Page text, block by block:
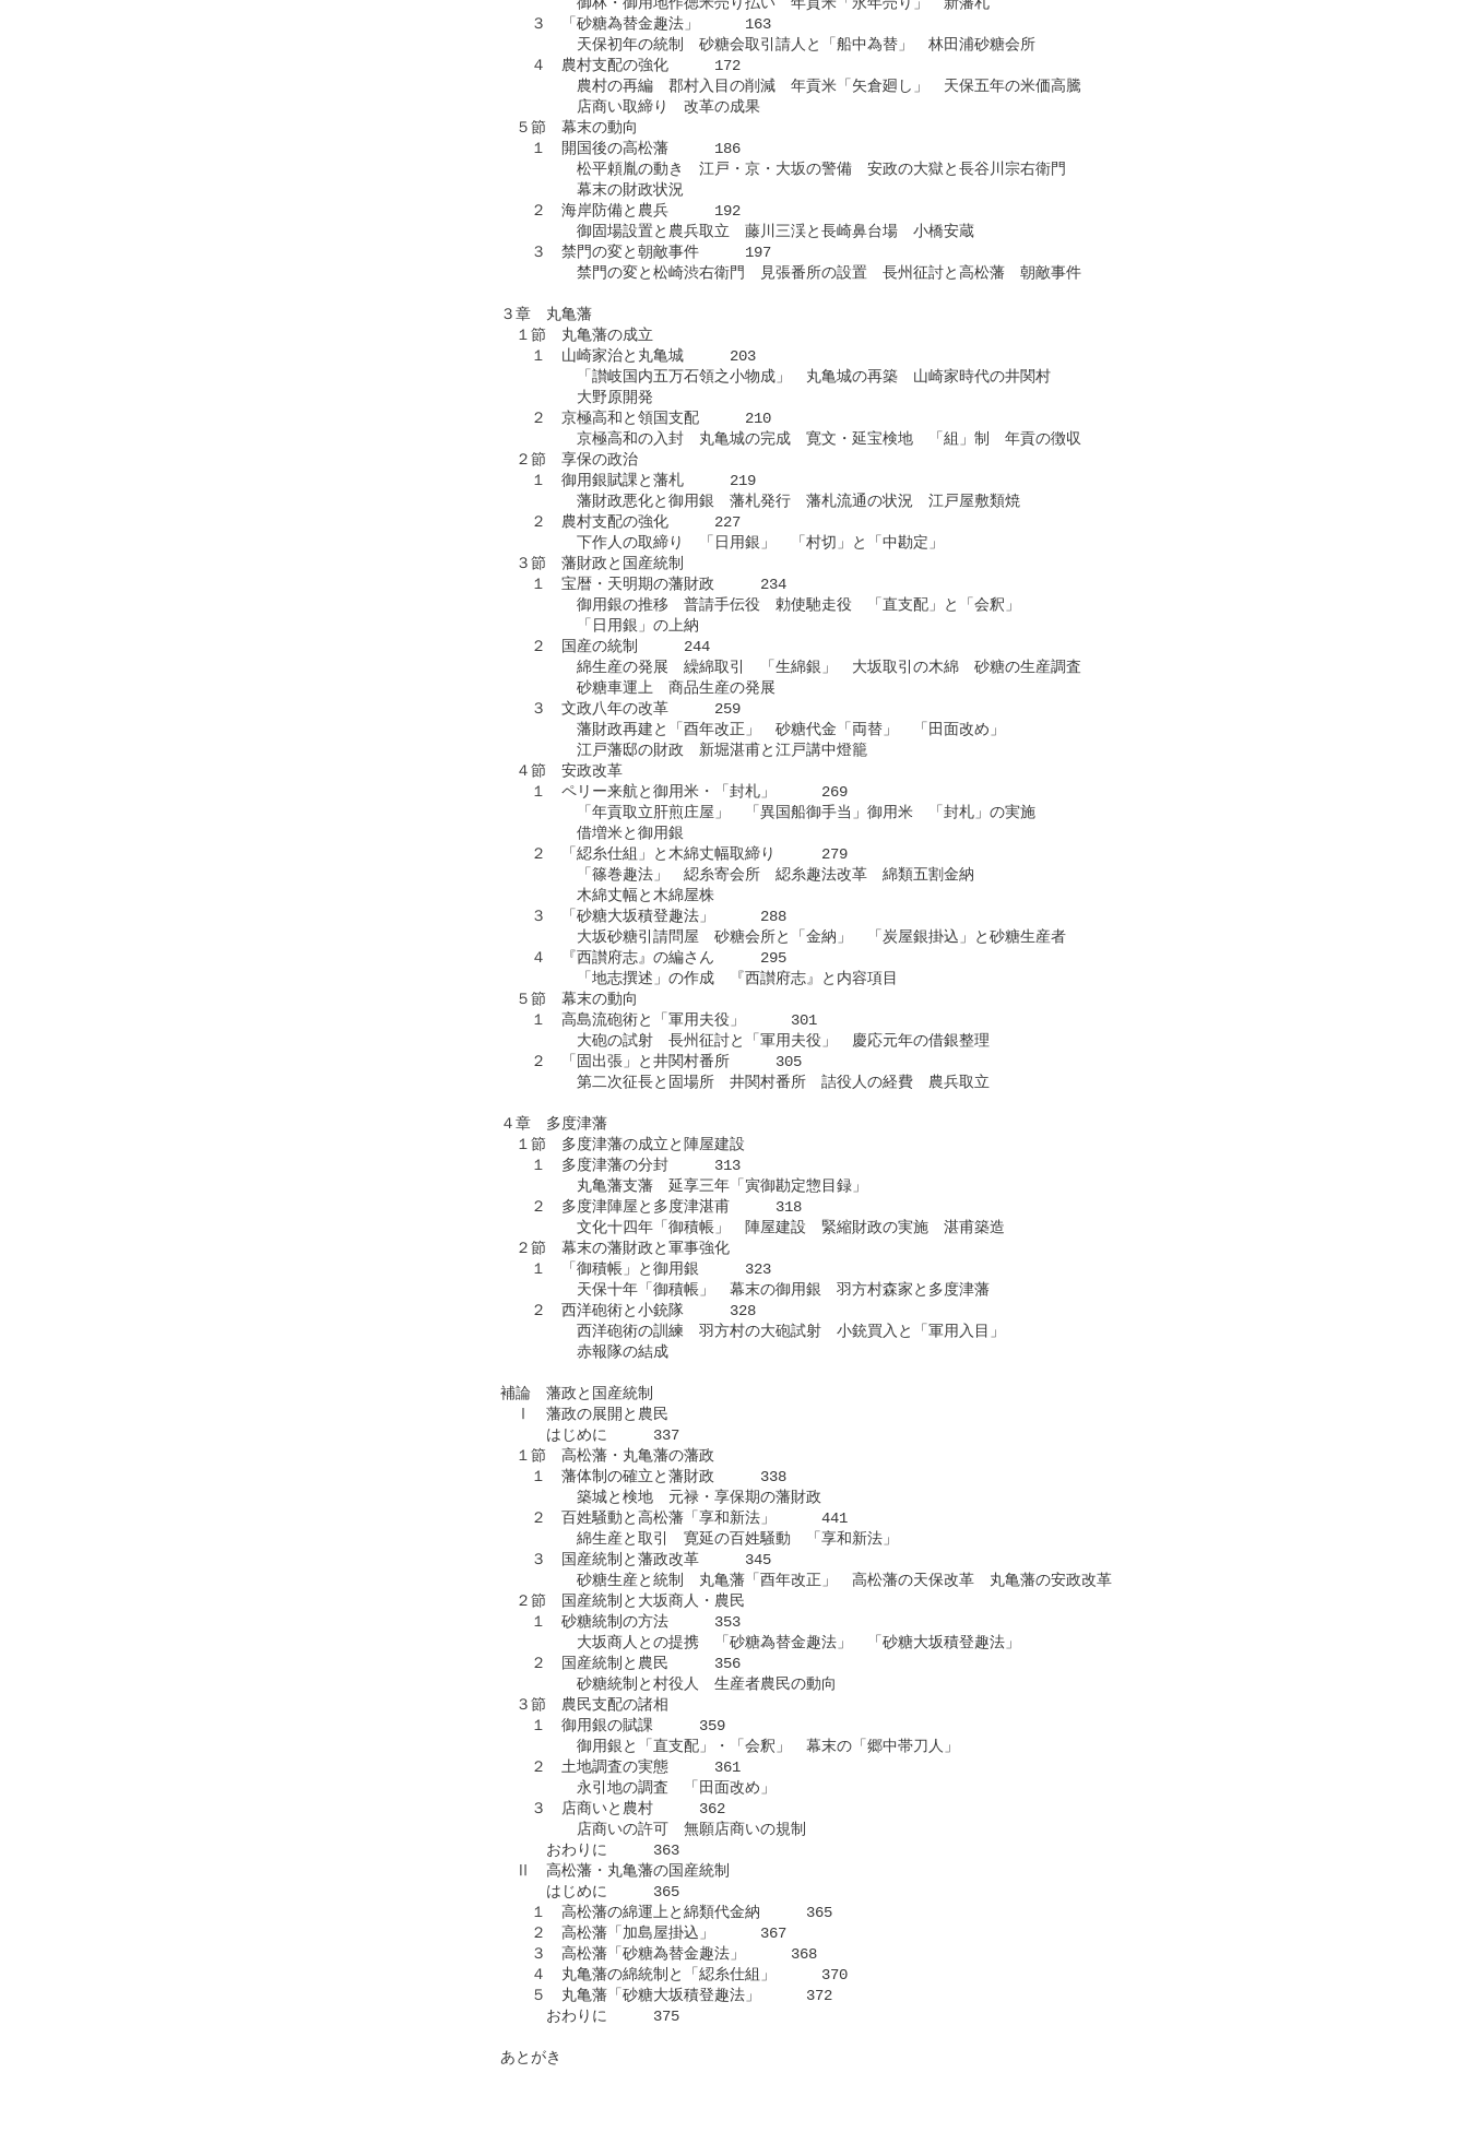
３　「砂糖為替金趣法」　　　163
天保初年の統制　砂糖会取引請人と「船中為替」　林田浦砂糖会所
４　農村支配の強化　　　172
農村の再編　郡村入目の削減　年貢米「矢倉廻し」　天保五年の米価高騰
店商い取締り　改革の成果
５節　幕末の動向
１　開国後の高松藩　　　186
松平頼胤の動き　江戸・京・大坂の警備　安政の大獄と長谷川宗右衛門
幕末の財政状況
２　海岸防備と農兵　　　192
御固場設置と農兵取立　藤川三渓と長崎鼻台場　小橋安蔵
３　禁門の変と朝敵事件　　　197
禁門の変と松崎渋右衛門　見張番所の設置　長州征討と高松藩　朝敵事件
３章　丸亀藩
１節　丸亀藩の成立
１　山崎家治と丸亀城　　　203
「讃岐国内五万石領之小物成」　丸亀城の再築　山崎家時代の井関村
大野原開発
２　京極高和と領国支配　　　210
京極高和の入封　丸亀城の完成　寛文・延宝検地　「組」制　年貢の徴収
２節　享保の政治
１　御用銀賦課と藩札　　　219
藩財政悪化と御用銀　藩札発行　藩札流通の状況　江戸屋敷類焼
２　農村支配の強化　　　227
下作人の取締り　「日用銀」　「村切」と「中勘定」
３節　藩財政と国産統制
１　宝暦・天明期の藩財政　　　234
御用銀の推移　普請手伝役　勅使馳走役　「直支配」と「会釈」
「日用銀」の上納
２　国産の統制　　　244
綿生産の発展　繰綿取引　「生綿銀」　大坂取引の木綿　砂糖の生産調査
砂糖車運上　商品生産の発展
３　文政八年の改革　　　259
藩財政再建と「酉年改正」　砂糖代金「両替」　「田面改め」
江戸藩邸の財政　新堀湛甫と江戸講中燈籠
４節　安政改革
１　ペリー来航と御用米・「封札」　　　269
「年貢取立肝煎庄屋」　「異国船御手当」御用米　「封札」の実施
借増米と御用銀
２　「綛糸仕組」と木綿丈幅取締り　　　279
「篠巻趣法」　綛糸寄会所　綛糸趣法改革　綿類五割金納
木綿丈幅と木綿屋株
３　「砂糖大坂積登趣法」　　　288
大坂砂糖引請問屋　砂糖会所と「金納」　「炭屋銀掛込」と砂糖生産者
４　『西讃府志』の編さん　　　295
「地志撰述」の作成　『西讃府志』と内容項目
５節　幕末の動向
１　高島流砲術と「軍用夫役」　　　301
大砲の試射　長州征討と「軍用夫役」　慶応元年の借銀整理
２　「固出張」と井関村番所　　　305
第二次征長と固場所　井関村番所　詰役人の経費　農兵取立
４章　多度津藩
１節　多度津藩の成立と陣屋建設
１　多度津藩の分封　　　313
丸亀藩支藩　延享三年「寅御勘定惣目録」
２　多度津陣屋と多度津湛甫　　　318
文化十四年「御積帳」　陣屋建設　緊縮財政の実施　湛甫築造
２節　幕末の藩財政と軍事強化
１　「御積帳」と御用銀　　　323
天保十年「御積帳」　幕末の御用銀　羽方村森家と多度津藩
２　西洋砲術と小銃隊　　　328
西洋砲術の訓練　羽方村の大砲試射　小銃買入と「軍用入目」
赤報隊の結成
補論　藩政と国産統制
Ⅰ　藩政の展開と農民
はじめに　　　337
１節　高松藩・丸亀藩の藩政
１　藩体制の確立と藩財政　　　338
築城と検地　元禄・享保期の藩財政
２　百姓騒動と高松藩「享和新法」　　　441
綿生産と取引　寛延の百姓騒動　「享和新法」
３　国産統制と藩政改革　　　345
砂糖生産と統制　丸亀藩「酉年改正」　高松藩の天保改革　丸亀藩の安政改革
２節　国産統制と大坂商人・農民
１　砂糖統制の方法　　　353
大坂商人との提携　「砂糖為替金趣法」　「砂糖大坂積登趣法」
２　国産統制と農民　　　356
砂糖統制と村役人　生産者農民の動向
３節　農民支配の諸相
１　御用銀の賦課　　　359
御用銀と「直支配」・「会釈」　幕末の「郷中帯刀人」
２　土地調査の実態　　　361
永引地の調査　「田面改め」
３　店商いと農村　　　362
店商いの許可　無願店商いの規制
おわりに　　　363
Ⅱ　高松藩・丸亀藩の国産統制
はじめに　　　365
１　高松藩の綿運上と綿類代金納　　　365
２　高松藩「加島屋掛込」　　　367
３　高松藩「砂糖為替金趣法」　　　368
４　丸亀藩の綿統制と「綛糸仕組」　　　370
５　丸亀藩「砂糖大坂積登趣法」　　　372
おわりに　　　375
あとがき